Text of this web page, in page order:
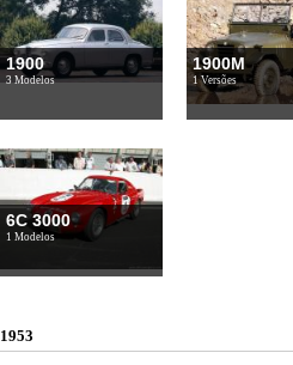
1900
3 Modelos
1900M
1 Versões
6C 3000
1 Modelos
1953